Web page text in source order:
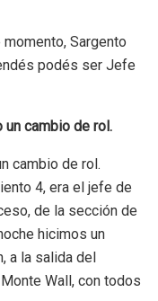
Sargento
podés ser Jefe
un cambio de rol.
cambio de rol.
4, era el jefe de
de la sección de
hicimos un
a la salida del
Wall, con todos